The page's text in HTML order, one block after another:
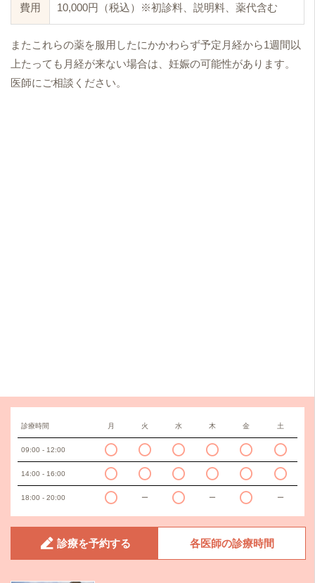
費用 10,000円（税込）※初診料、説明料、薬代含む
またこれらの薬を服用したにかかわらず予定月経から1週間以
上たっても月経が来ない場合は、妊娠の可能性があります。
医師にご相談ください。
診療時間 月 火 水 木 金 土
09:00 - 12:00
14:00 - 16:00
18:00 - 20:00 ー ー ー
診療を予約する 各医師の診療時間